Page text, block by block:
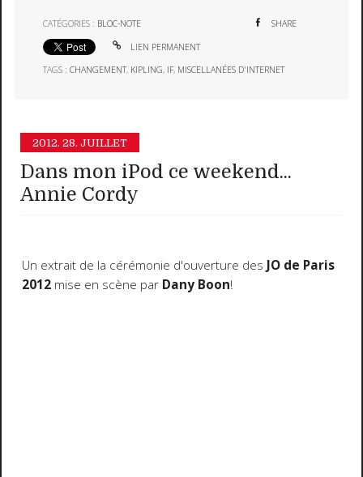
CATÉGORIES : BLOC-NOTE SHARE
LIEN PERMANENT
TAGS :CHANGEMENT, KIPLING, IF, MISCELLANÉES D'INTERNET
2012. 28. JUILLET
Dans mon iPod ce weekend...
Annie Cordy
Un extrait de la cérémonie d'ouverture des JO de Paris
2012mise en scène par Dany Boon!